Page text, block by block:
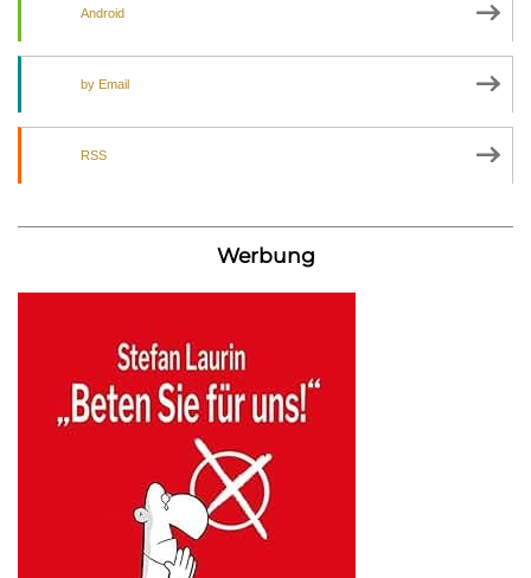
Android
by Email
RSS
Werbung